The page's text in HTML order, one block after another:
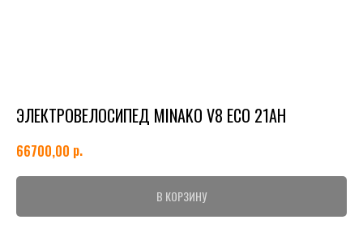
ЭЛЕКТРОВЕЛОСИПЕД MINAKO V8 ECO 21AH
66700,00 р.
В КОРЗИНУ